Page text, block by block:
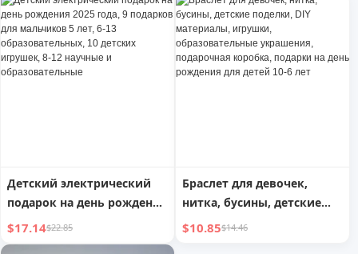
рождения Девочка
Мальчик Магнитные
детали Образовательные
собранные игрушки
Буквенная Трафарет
Ученик Начальной Школы
Дети Специальные
Образовательные
Детский электрический
подарок на день рождения
2025 года, 9 подарков для
мальчиков 5 лет, 6-13
$17.14$22.85
Браслет для девочек,
нитка, бусины, детские
поделки, DIY материалы,
$10.85$14.46